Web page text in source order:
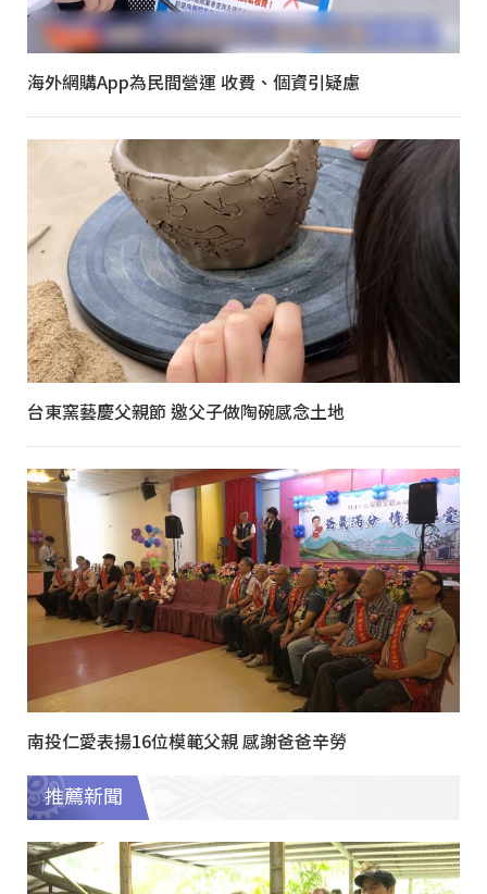
海外網購App為民間營運 收費、個資引疑慮
台東窯藝慶父親節 邀父子做陶碗感念土地
南投仁愛表揚16位模範父親 感謝爸爸辛勞
推薦新聞